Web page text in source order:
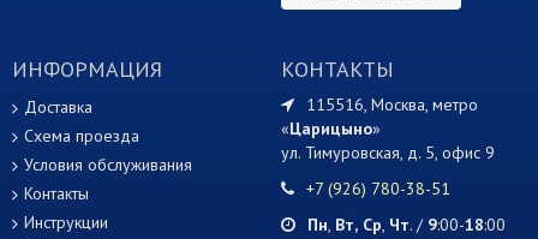
ИНФОРМАЦИЯ
Доставка
Схема проезда
Условия обслуживания
Контакты
Инструкции
КОНТАКТЫ
115516, Москва, метро
«Царицыно»
ул. Тимуровская, д. 5, офис 9
+7 (926) 780-38-51
Пн, Вт, Ср, Чт. / 9:00-18:00